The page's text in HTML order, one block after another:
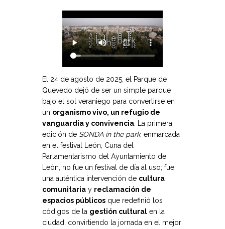
El 24 de agosto de 2025, el Parque de
Quevedo dejó de ser un simple parque
bajo el sol veraniego para convertirse en
un organismo vivo, un refugio de
vanguardia y convivencia . La primera
edición de SONDA in the park, enmarcada
en el festival León, Cuna del
Parlamentarismo del Ayuntamiento de
León, no fue un festival de día al uso; fue
una auténtica intervención de cultura
comunitaria y reclamación de
espacios públicos que redefinió los
códigos de la gestión cultural en la
ciudad, convirtiendo la jornada en el mejor